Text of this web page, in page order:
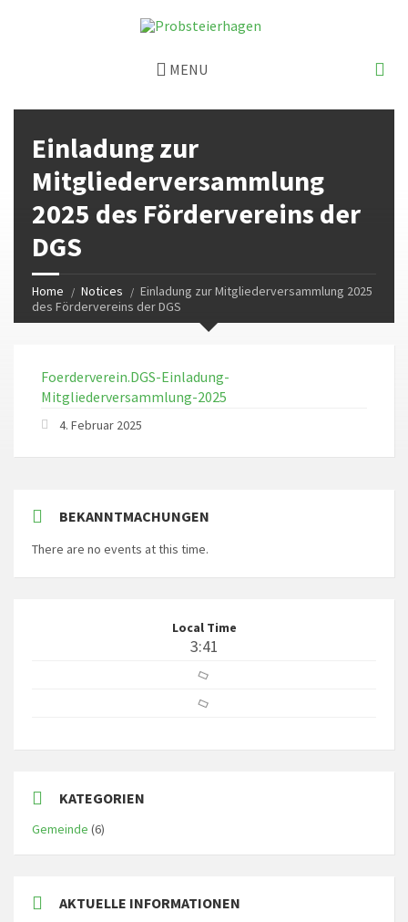
MENU
Einladung zur
Mitgliederversammlung
2025 des Fördervereins der
DGS
Home Notices
Einladung zur Mitgliederversammlung 2025
des Fördervereins der DGS
Foerderverein.DGS-Einladung-
Mitgliederversammlung-2025
4. Februar 2025
BEKANNTMACHUNGEN
There are no events at this time.
Local Time
3:41
KATEGORIEN
Gemeinde (6)
AKTUELLE INFORMATIONEN